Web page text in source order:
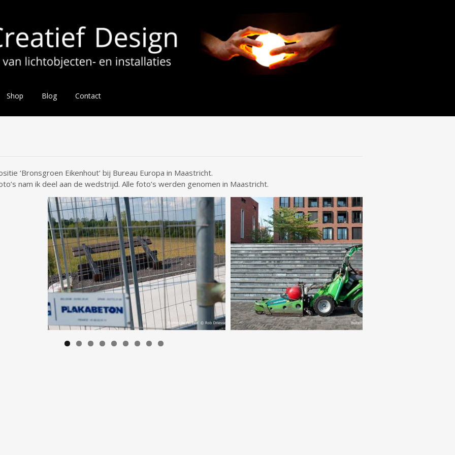
Shop Blog Contact
‘Bronsgroen Eikenhout’ bij Bureau Europa in Maastricht.
nam ik deel aan de wedstrijd. Alle foto’s werden genomen in Maastricht.